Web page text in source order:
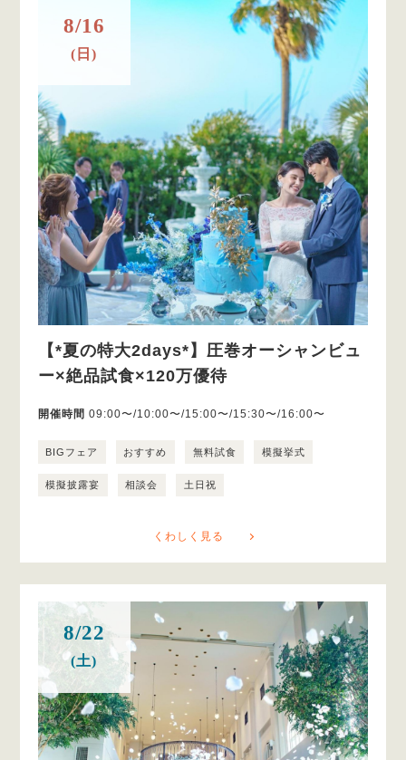
8/16
(日)
【*夏の特大2days*】圧巻オーシャンビュ
ー×絶品試食×120万優待
開催時間 09:00〜/10:00〜/15:00〜/15:30〜/16:00〜
BIGフェア おすすめ 無料試食 模擬挙式
模擬披露宴 相談会 土日祝
くわしく見る
8/22
(土)